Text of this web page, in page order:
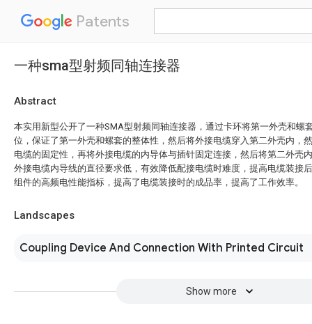
Patents
一种sma型射频同轴连接器
Abstract
本实用新型公开了一种SMA型射频同轴连接器，通过卡环将第一外壳和螺
位，保证了第一外壳和螺套的整体性，然后将外接电缆穿入第二外壳内，
电缆的固定性，再将外接电缆的内导体与插针固定连接，然后将第二外壳
外接电缆内导线的直径要求低，有效降低配接电缆时难度，提高电缆装接
组件的高频电性能指标，提高了电缆装接时的成品率，提高了工作效率。
Landscapes
Coupling Device And Connection With Printed Circuit
Show more